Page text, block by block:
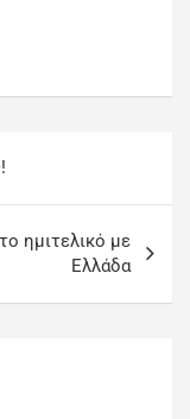
ημιτελικό με
Ελλάδα